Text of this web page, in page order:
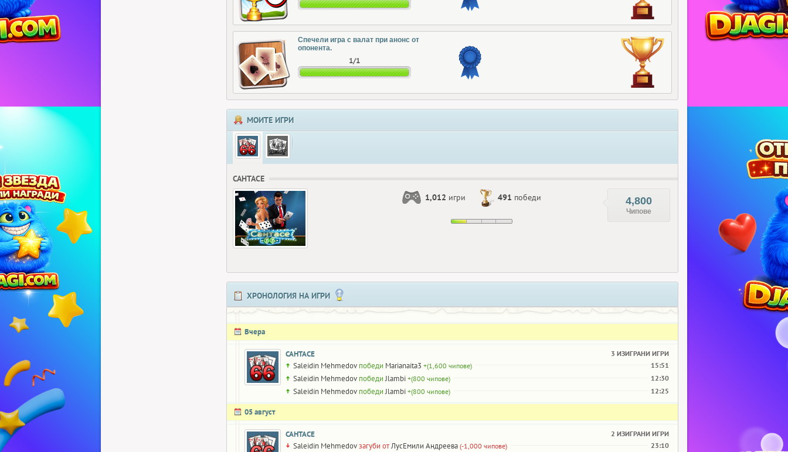
Спечели игра с валат при анонс от
опонента.
1/1
МОИТЕ ИГРИ
САНТАСЕ
1,012 игри 491 победи 4,800
Чипове
ХРОНОЛОГИЯ НА ИГРИ
Вчера
САНТАСЕ 3 ИЗИГРАНИ ИГРИ
Saleidin Mehmedov победи Marianaita3 +(1,600 чипове) 15:51
Saleidin Mehmedov победи Jlambi +(800 чипове) 12:30
Saleidin Mehmedov победи Jlambi +(800 чипове) 12:25
05 август
САНТАСЕ 2 ИЗИГРАНИ ИГРИ
Saleidin Mehmedovзагуби отЛусЕмили Андреева (-1,000 чипове) 23:10